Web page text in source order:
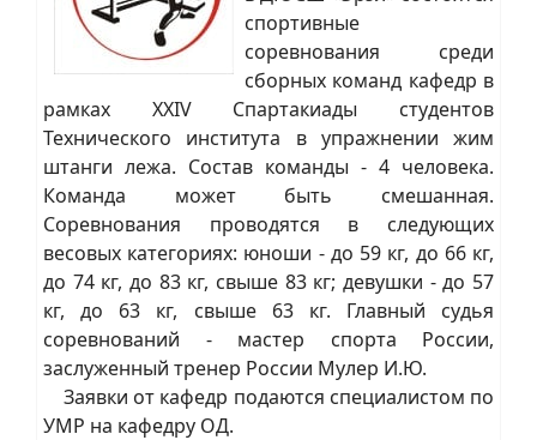
спортивные
соревнования среди
сборных команд кафедр в
рамках XXIV Спартакиады студентов
Технического института в упражнении жим
штанги лежа. Состав команды - 4 человека.
Команда может быть смешанная.
Соревнования проводятся в следующих
весовых категориях: юноши - до 59 кг, до 66 кг,
до 74 кг, до 83 кг, свыше 83 кг; девушки - до 57
кг, до 63 кг, свыше 63 кг. Главный судья
соревнований - мастер спорта России,
заслуженный тренер России Мулер И.Ю.
Заявки от кафедр подаются специалистом по
УМР на кафедру ОД.